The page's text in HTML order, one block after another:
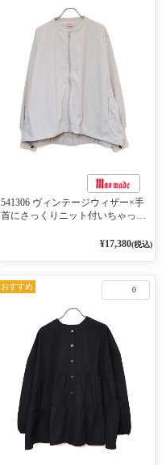
541306 ヴィンテージウィザー×手
首にさっくりニット付いちゃった
¥17,380(税込)
0
おすすめ